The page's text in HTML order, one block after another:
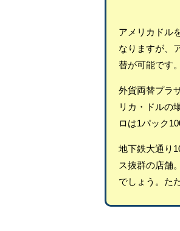
アメリカドル
なりますが、
替が可能です。
外貨両替プラ
リカ・ドルの
ロは1パック
地下鉄大通り
ス抜群の店舗
でしょう。た